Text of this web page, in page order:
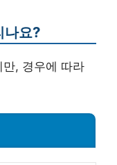
나요?
, 경우에 따라